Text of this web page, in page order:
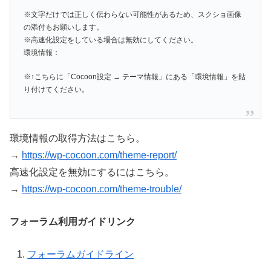
※文字だけでは正しく伝わらない可能性があるため、スクショ画像
の添付もお願いします。
※高速化設定をしている場合は無効にしてください。
環境情報：
※↑こちらに「Cocoon設定 → テーマ情報」にある「環境情報」を貼
り付けてください。
環境情報の取得方法はこちら。
→ https://wp-cocoon.com/theme-report/
高速化設定を無効にするにはこちら。
→ https://wp-cocoon.com/theme-trouble/
フォーラム利用ガイドリンク
フォーラムガイドライン